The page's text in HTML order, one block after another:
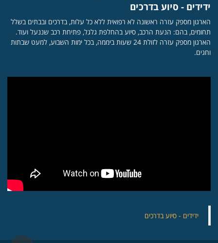
ידידים - סיוע בדרכים
הארגון מספק עזרה ראשונה לא רפואית ללא כל עלות, בדרכים ובבתים בשלל
תחומים, בהם: הנעת הרכב, סיוע בהחלפת גלגל, פתיחת רכב שננעל ועוד.
הארגון מספק עזרה לזולת 24 שעות ביממה, בכל ימות השבוע, למעט שבתות
וחגים.
‏ידידים - סיוע בדרכים